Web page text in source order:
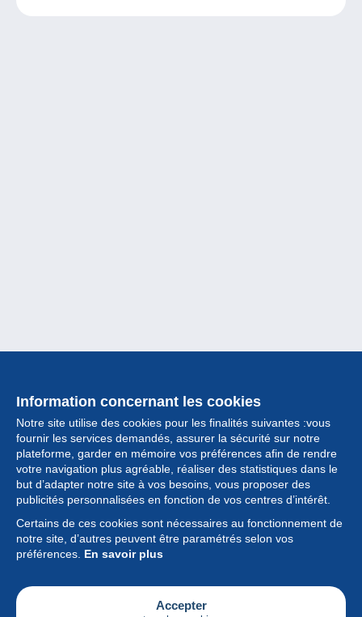
Information concernant les cookies
Notre site utilise des cookies pour les finalités suivantes :vous
fournir les services demandés, assurer la sécurité sur notre
plateforme, garder en mémoire vos préférences afin de rendre
votre navigation plus agréable, réaliser des statistiques dans le
but d’adapter notre site à vos besoins, vous proposer des
publicités personnalisées en fonction de vos centres d’intérêt.
Certains de ces cookies sont nécessaires au fonctionnement de
notre site, d’autres peuvent être paramétrés selon vos
préférences. En savoir plus
Accepter
Collection
Actualités
Fonctionnalités
Société